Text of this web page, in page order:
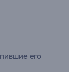
его